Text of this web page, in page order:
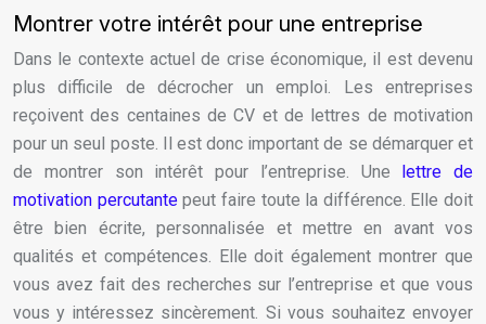
Montrer votre intérêt pour une entreprise
Dans le contexte actuel de crise économique, il est devenu
plus difficile de décrocher un emploi. Les entreprises
reçoivent des centaines de CV et de lettres de motivation
pour un seul poste. Il est donc important de se démarquer et
de montrer son intérêt pour l’entreprise. Une lettre de
motivation percutantepeut faire toute la différence. Elle doit
être bien écrite, personnalisée et mettre en avant vos
qualités et compétences. Elle doit également montrer que
vous avez fait des recherches sur l’entreprise et que vous
vous y intéressez sincèrement. Si vous souhaitez envoyer